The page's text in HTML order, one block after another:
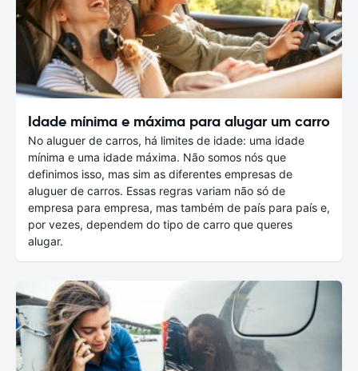
Idade mínima e máxima para alugar um carro
No aluguer de carros, há limites de idade: uma idade
mínima e uma idade máxima. Não somos nós que
definimos isso, mas sim as diferentes empresas de
aluguer de carros. Essas regras variam não só de
empresa para empresa, mas também de país para país e,
por vezes, dependem do tipo de carro que queres
alugar.